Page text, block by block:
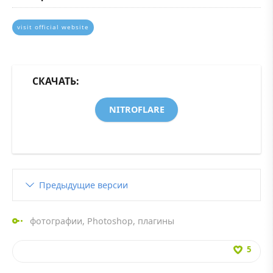
visit official website
СКАЧАТЬ:
NITROFLARE
Предыдущие версии
фотографии, Photoshop, плагины
5